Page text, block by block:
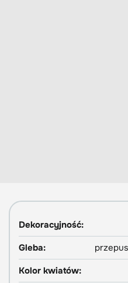
Dekoracyjność:
Gleba:
Kolor kwiatów: